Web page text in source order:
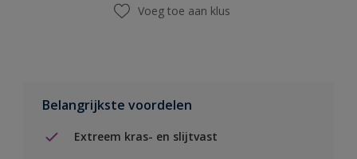
Voeg toe aan klus
Belangrijkste voordelen
Extreem kras- en slijtvast